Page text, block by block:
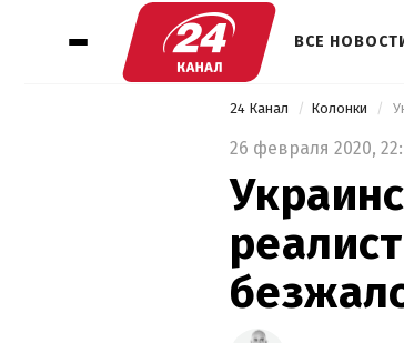
ВСЕ
24 Канал Колонки
26 февраля 2020,